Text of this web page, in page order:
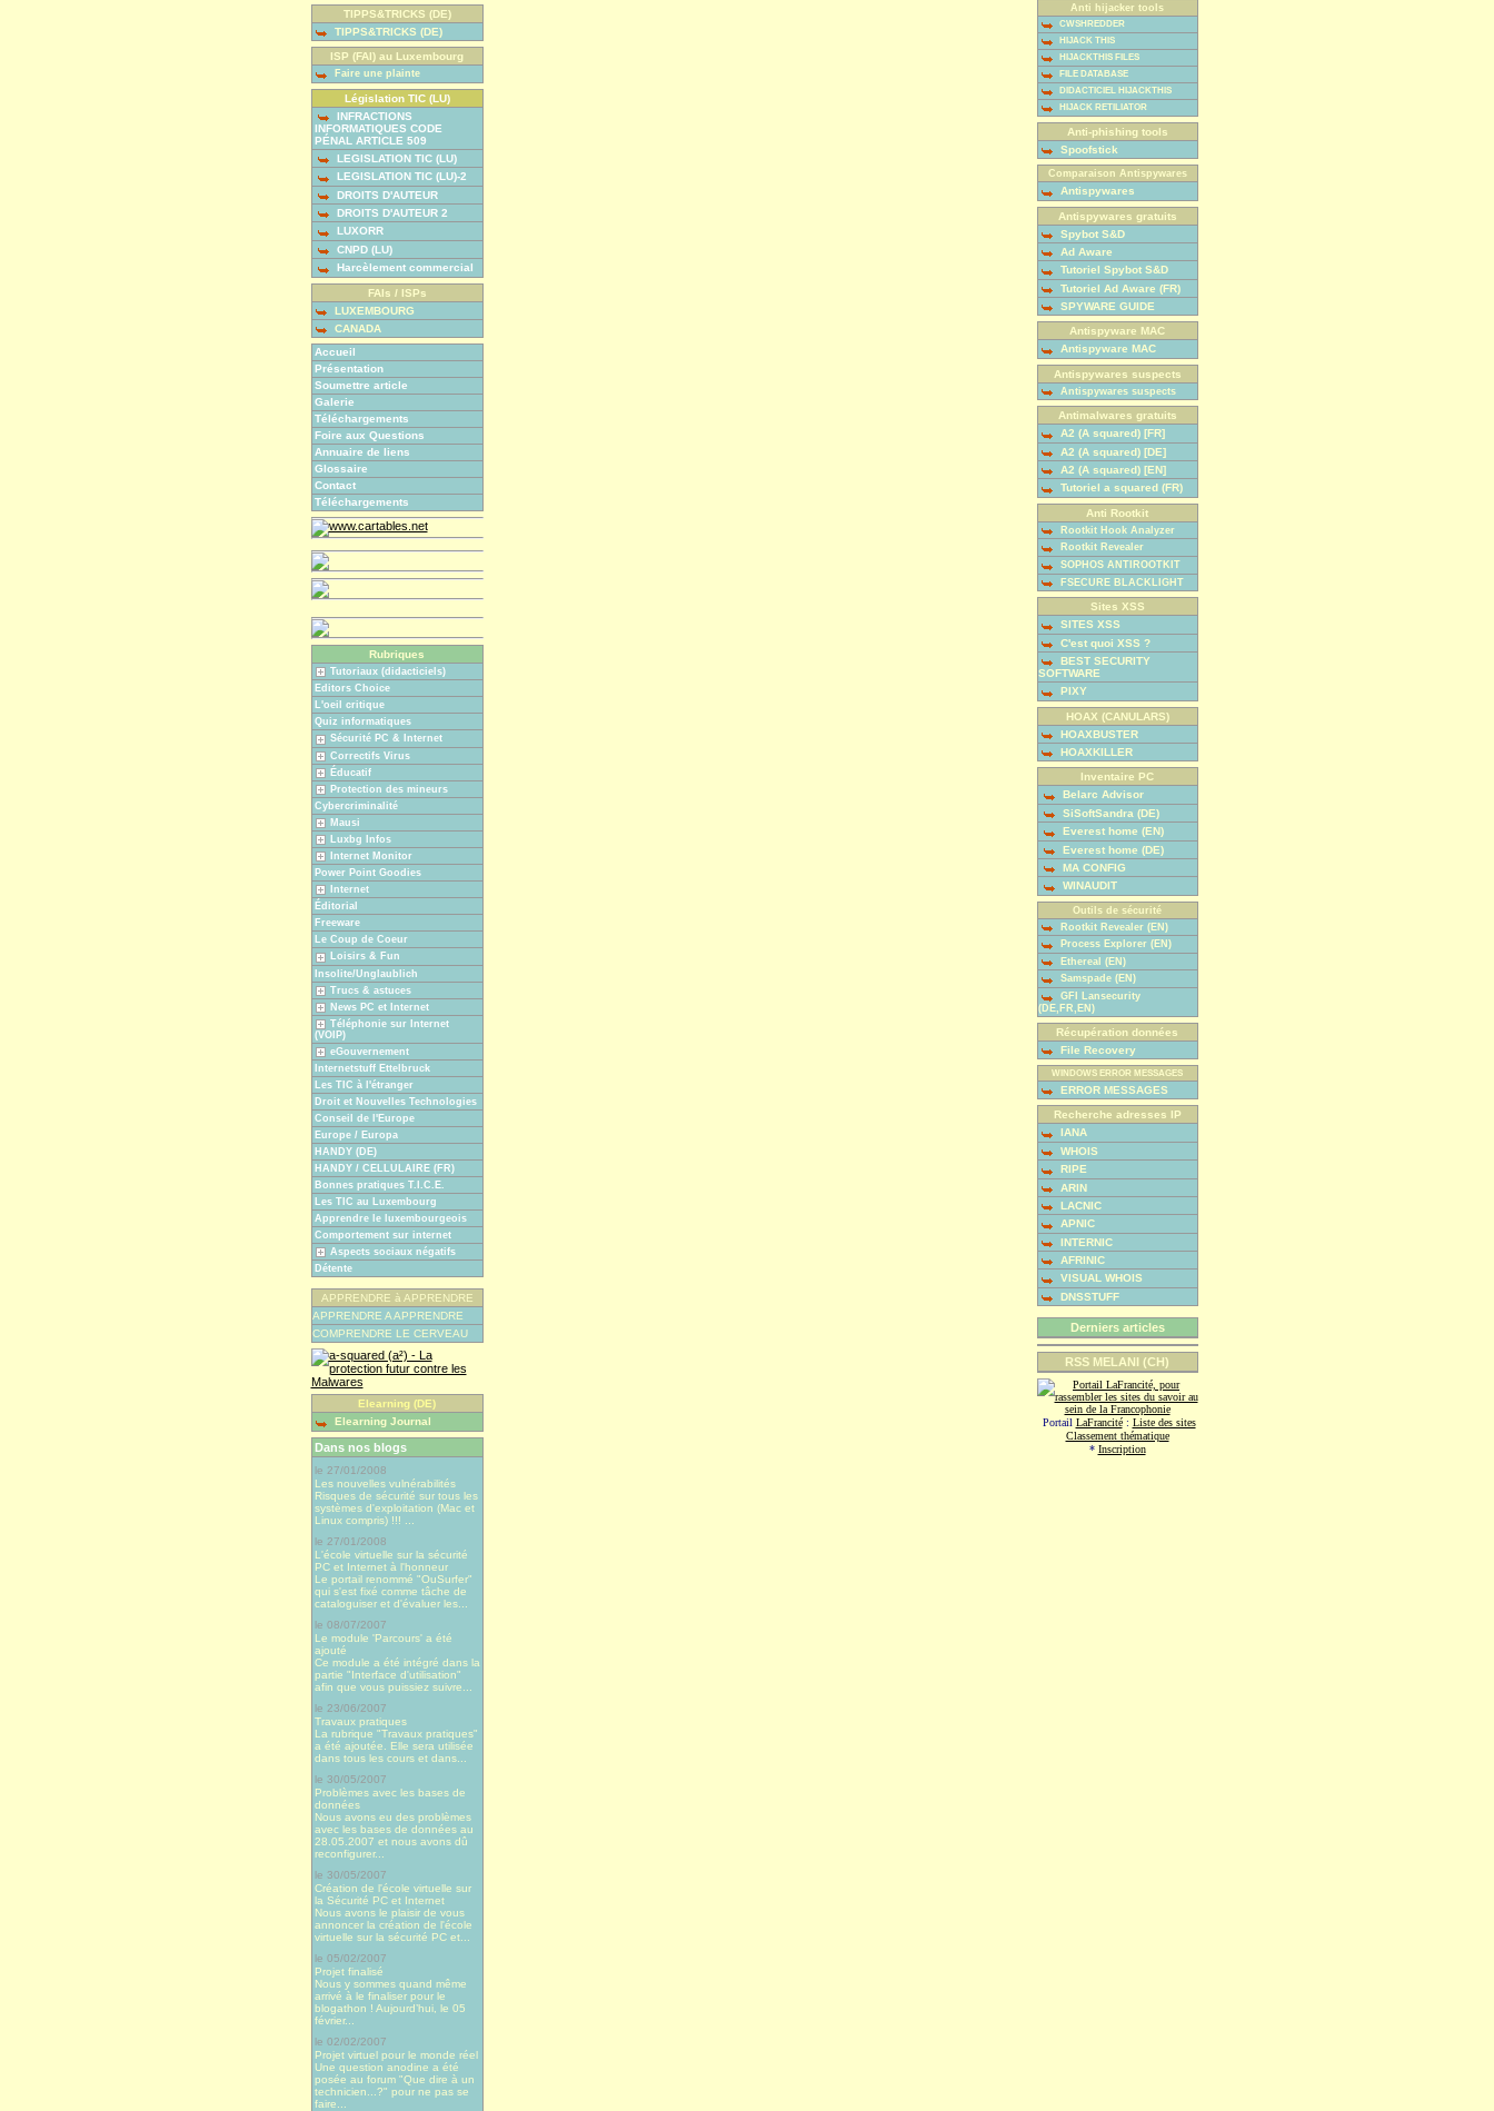
TIPPS&TRICKS (DE)
TIPPS&TRICKS (DE)
ISP (FAI) au Luxembourg
Faire une plainte
Législation TIC (LU)
INFRACTIONS
INFORMATIQUES CODE
PÉNAL ARTICLE 509
LEGISLATION TIC (LU)
LEGISLATION TIC (LU)-2
DROITS D'AUTEUR
DROITS D'AUTEUR 2
LUXORR
CNPD (LU)
Harcèlement commercial
FAIs / ISPs
LUXEMBOURG
CANADA
Accueil
Présentation
Soumettre article
Galerie
Téléchargements
Foire aux Questions
Annuaire de liens
Glossaire
Contact
Téléchargements
Rubriques
Tutoriaux (didacticiels)
Editors Choice
L'oeil critique
Quiz informatiques
Sécurité PC & Internet
Correctifs Virus
Éducatif
Protection des mineurs
Cybercriminalité
Mausi
Luxbg Infos
Internet Monitor
Power Point Goodies
Internet
Éditorial
Freeware
Le Coup de Coeur
Loisirs & Fun
Insolite/Unglaublich
Trucs & astuces
News PC et Internet
Téléphonie sur Internet
(VOIP)
eGouvernement
Internetstuff Ettelbruck
Les TIC à l'étranger
Droit et Nouvelles Technologies
Conseil de l'Europe
Europe / Europa
HANDY (DE)
HANDY / CELLULAIRE (FR)
Bonnes pratiques T.I.C.E.
Les TIC au Luxembourg
Apprendre le luxembourgeois
Comportement sur internet
Aspects sociaux négatifs
Détente
APPRENDRE à APPRENDRE
APPRENDRE A APPRENDRE
COMPRENDRE LE CERVEAU
Elearning (DE)
Elearning Journal
Dans nos blogs
le 27/01/2008
Les nouvelles vulnérabilités
Risques de sécurité sur tous les
systèmes d'exploitation (Mac et
Linux compris) !!! ...
le 27/01/2008
L'école virtuelle sur la sécurité
PC et Internet à l'honneur
Le portail renommé "OuSurfer"
qui s'est fixé comme tâche de
cataloguiser et d'évaluer les...
le 08/07/2007
Le module 'Parcours' a été
ajouté
Ce module a été intégré dans la
partie "Interface d'utilisation"
afin que vous puissiez suivre...
le 23/06/2007
Travaux pratiques
La rubrique "Travaux pratiques"
a été ajoutée. Elle sera utilisée
dans tous les cours et dans...
le 30/05/2007
Problèmes avec les bases de
données
Nous avons eu des problèmes
avec les bases de données au
28.05.2007 et nous avons dû
reconfigurer...
le 30/05/2007
Création de l'école virtuelle sur
la Sécurité PC et Internet
Nous avons le plaisir de vous
annoncer la création de l'école
virtuelle sur la sécurité PC et...
le 05/02/2007
Projet finalisé
Nous y sommes quand même
arrivé à le finaliser pour le
blogathon ! Aujourd’hui, le 05
février...
le 02/02/2007
Projet virtuel pour le monde réel
Une question anodine a été
posée au forum "Que dire à un
technicien...?" pour ne pas se
faire...
Anti hijacker tools
CWSHREDDER
HIJACK THIS
HIJACKTHIS FILES
FILE DATABASE
DIDACTICIEL HIJACKTHIS
HIJACK RETILIATOR
Anti-phishing tools
Spoofstick
Comparaison Antispywares
Antispywares
Antispywares gratuits
Spybot S&D
Ad Aware
Tutoriel Spybot S&D
Tutoriel Ad Aware (FR)
SPYWARE GUIDE
Antispyware MAC
Antispyware MAC
Antispywares suspects
Antispywares suspects
Antimalwares gratuits
A2 (A squared) [FR]
A2 (A squared) [DE]
A2 (A squared) [EN]
Tutoriel a squared (FR)
Anti Rootkit
Rootkit Hook Analyzer
Rootkit Revealer
SOPHOS ANTIROOTKIT
FSECURE BLACKLIGHT
Sites XSS
SITES XSS
C'est quoi XSS ?
BEST SECURITY
SOFTWARE
PIXY
HOAX (CANULARS)
HOAXBUSTER
HOAXKILLER
Inventaire PC
Belarc Advisor
SiSoftSandra (DE)
Everest home (EN)
Everest home (DE)
MA CONFIG
WINAUDIT
Outils de sécurité
Rootkit Revealer (EN)
Process Explorer (EN)
Ethereal (EN)
Samspade (EN)
GFI Lansecurity
(DE,FR,EN)
Récupération données
File Recovery
WINDOWS ERROR MESSAGES
ERROR MESSAGES
Recherche adresses IP
IANA
WHOIS
RIPE
ARIN
LACNIC
APNIC
INTERNIC
AFRINIC
VISUAL WHOIS
DNSSTUFF
Derniers articles
RSS MELANI (CH)
Portail LaFrancité: Liste des sites
Classement thématique
* Inscription